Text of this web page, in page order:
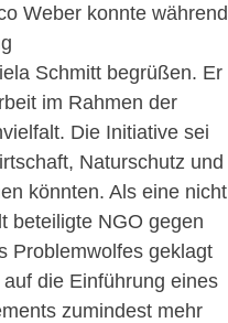
Weber konnte während
Schmitt begrüßen. Er
im Rahmen der
Die Initiative sei
Naturschutz und
könnten. Als eine nicht
beteiligte NGO gegen
Problemwolfes geklagt
die Einführung eines
zumindest mehr